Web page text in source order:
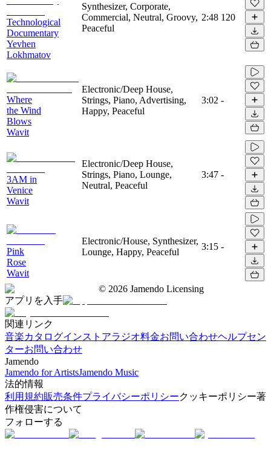
Technological
Documentary
Yevhen
Lokhmatov
Synthesizer, Corporate,
Commercial, Neutral, Groovy,
Peaceful
2:48 120
Where
the Wind
Blows
Wavit
Electronic/Deep House,
Strings, Piano, Advertising,
Happy, Peaceful
3:02 -
3AM in
Venice
Wavit
Electronic/Deep House,
Strings, Piano, Lounge,
Neutral, Peaceful
3:47 -
Pink
Rose
Wavit
Electronic/House, Synthesizer,
Lounge, Happy, Peaceful
3:15 -
© 2026 Jamendo Licensing
アプリを入手
関連リンク
音楽カタログインストアラジオ料金お問い合わせヘルプセン
ターお問い合わせ
Jamendo
Jamendo for ArtistsJamendo Music
法的情報
利用規約販売条件プライバシーポリシークッキーポリシー著
作権侵害について
フォローする